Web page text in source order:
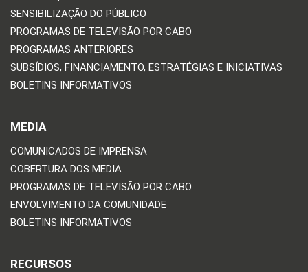
SENSIBILIZAÇÃO DO PÚBLICO
PROGRAMAS DE TELEVISÃO POR CABO
PROGRAMAS ANTERIORES
SUBSÍDIOS, FINANCIAMENTO, ESTRATÉGIAS E INICIATIVAS
BOLETINS INFORMATIVOS
MEDIA
COMUNICADOS DE IMPRENSA
COBERTURA DOS MEDIA
PROGRAMAS DE TELEVISÃO POR CABO
ENVOLVIMENTO DA COMUNIDADE
BOLETINS INFORMATIVOS
RECURSOS